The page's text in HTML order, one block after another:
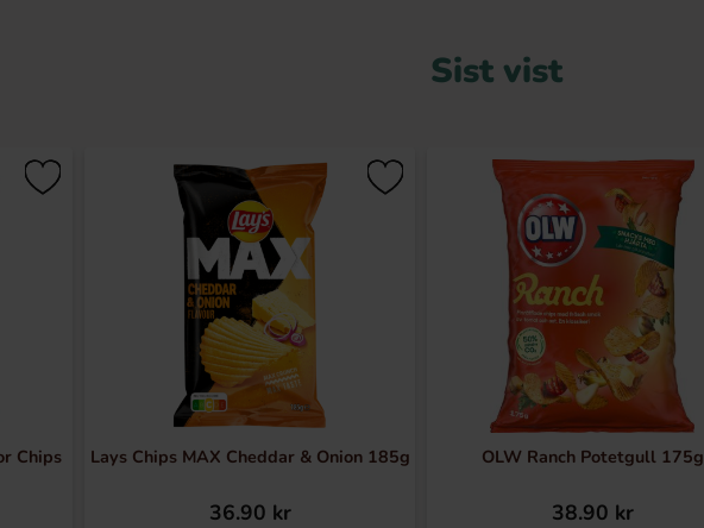
Sist vist
Chips
Lays Chips MAX Cheddar & Onion 185g
36.90 kr
OLW Ranch Potetgull 175g
38.90 kr